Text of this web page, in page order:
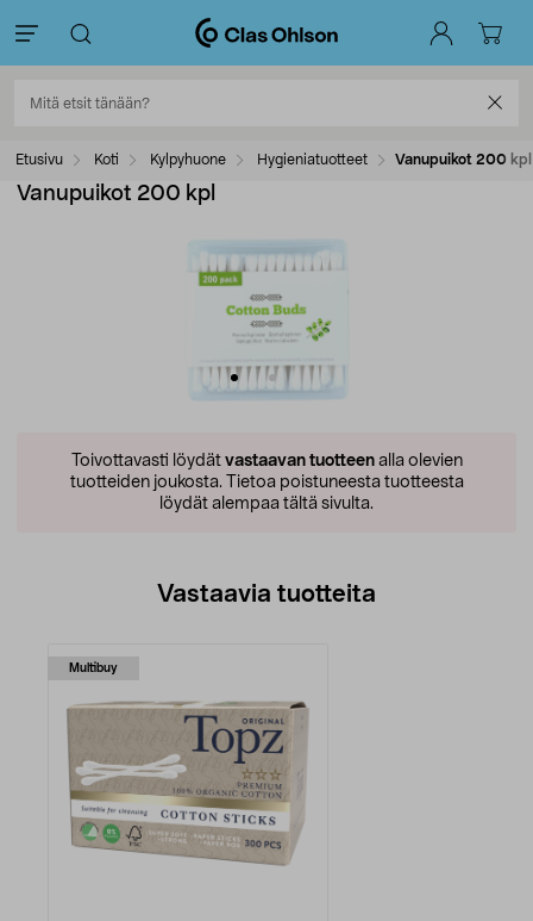
Etusivu Koti Kylpyhuone Hygieniatuotteet Vanupuikot 200 kpl
Vanupuikot 200 kpl
Toivottavasti löydät vastaavan tuotteenalla olevien
tuotteiden joukosta. Tietoa poistuneesta tuotteesta
löydät alempaa tältä sivulta.
Vastaavia tuotteita
Multibuy